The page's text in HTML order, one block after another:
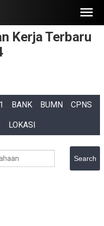
Kerja Terbaru
BANK BUMN CPNS
LOKASI